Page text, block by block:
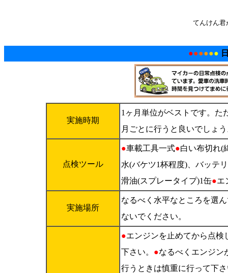
てんけん君
●●●●●●
実施時期
1ヶ月単位がベストです。た
月ごとに行うと良いでしょ
点検ツール
●車載工具一式●白い布切れ(
水(バケツ1杯程度)、バッテ
滑油(スプレータイプ)1缶●エ
実施場所
なるべく水平なところを選
ないでください。
●エンジンを止めてから点検
下さい。 ●なるべくエンジン
行うときは慎重に行って下